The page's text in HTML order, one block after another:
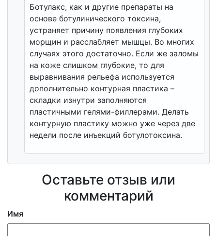
Ботулакс, как и другие препараты на
основе ботулинического токсина,
устраняет причину появления глубоких
морщин и расслабляет мышцы. Во многих
случаях этого достаточно. Если же заломы
на коже слишком глубокие, то для
выравнивания рельефа используется
дополнительно контурная пластика –
складки изнутри заполняются
пластичными гелями-филлерами. Делать
контурную пластику можно уже через две
недели после инъекций ботулотоксина.
Оставьте отзыв или
комментарий
Имя